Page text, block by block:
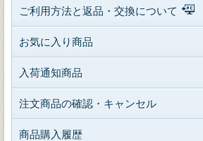
ご利用方法と返品・交換について
お気に入り商品
入荷通知商品
注文商品の確認・キャンセル
商品購入履歴